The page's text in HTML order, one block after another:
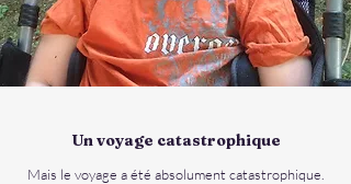
Un voyage catastrophique
Mais le voyage a été absolument catastrophique.